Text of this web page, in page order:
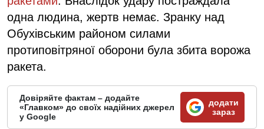
одна людина, жертв немає. Зранку над
Обухівським районом силами
протиповітряної оборони була збита ворожа
ракета.
Довіряйте фактам – додайте
«Главком» до своїх надійних джерел
у Google
додати
зараз